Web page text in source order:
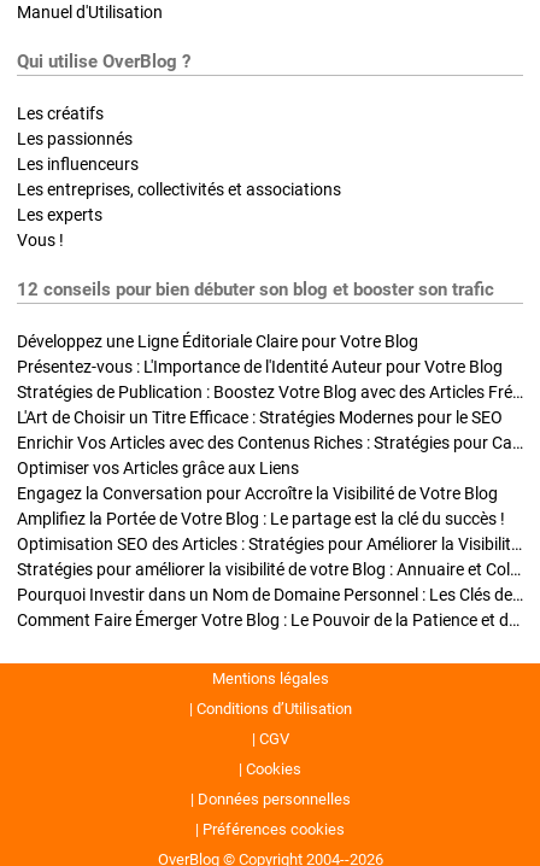
Manuel d'Utilisation
Qui utilise OverBlog ?
Les créatifs
Les passionnés
Les influenceurs
Les entreprises, collectivités et associations
Les experts
Vous !
12 conseils pour bien débuter son blog et booster son trafic
Développez une Ligne Éditoriale Claire pour Votre Blog
Présentez-vous : L'Importance de l'Identité Auteur pour Votre Blog
Stratégies de Publication : Boostez Votre Blog avec des Articles Fréquents et Exclusifs
L'Art de Choisir un Titre Efficace : Stratégies Modernes pour le SEO
Enrichir Vos Articles avec des Contenus Riches : Stratégies pour Captiver et Optimiser
Optimiser vos Articles grâce aux Liens
Engagez la Conversation pour Accroître la Visibilité de Votre Blog
Amplifiez la Portée de Votre Blog : Le partage est la clé du succès !
Optimisation SEO des Articles : Stratégies pour Améliorer la Visibilité de Votre Blog
Stratégies pour améliorer la visibilité de votre Blog : Annuaire et Collaborations
Pourquoi Investir dans un Nom de Domaine Personnel : Les Clés de la Réussite de Votre Blog
Comment Faire Émerger Votre Blog : Le Pouvoir de la Patience et de la Persévérance
Mentions légales
Conditions d’Utilisation
CGV
Cookies
Données personnelles
Préférences cookies
OverBlog © Copyright 2004--2026